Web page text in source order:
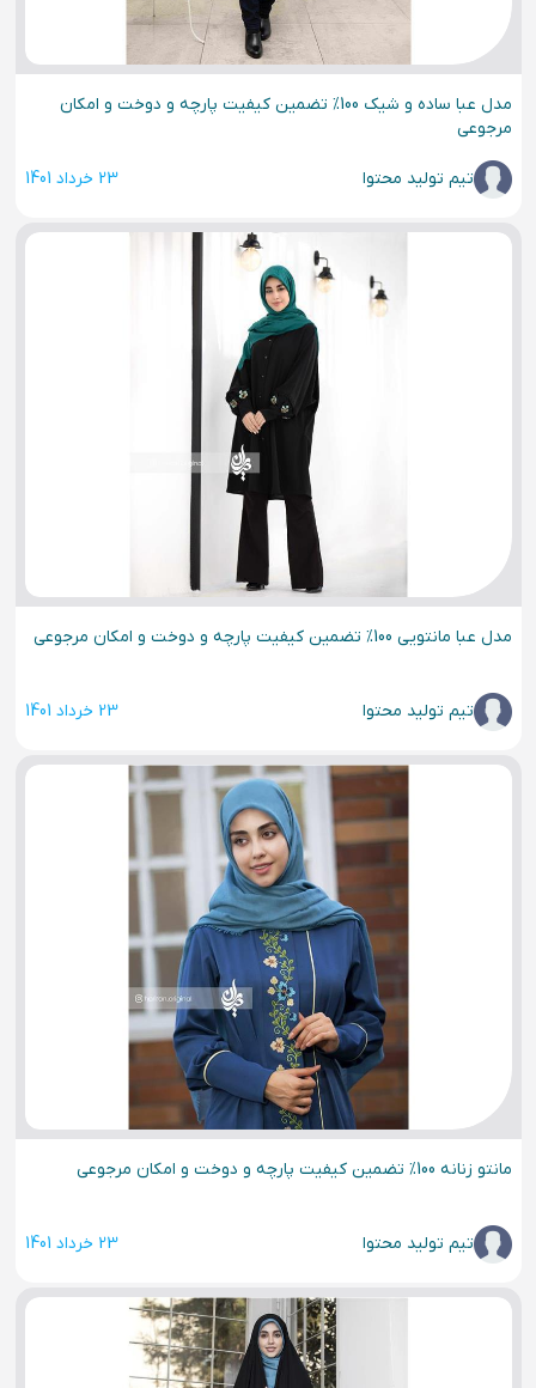
مدل عبا ساده و شیک 100% تضمین کیفیت پارچه و دوخت و امکان
مرجوعی
تیم تولید محتوا 23 خرداد 1401
مدل عبا مانتویی 100% تضمین کیفیت پارچه و دوخت و امکان مرجوعی
تیم تولید محتوا 23 خرداد 1401
مانتو زنانه 100% تضمین کیفیت پارچه و دوخت و امکان مرجوعی
تیم تولید محتوا 23 خرداد 1401